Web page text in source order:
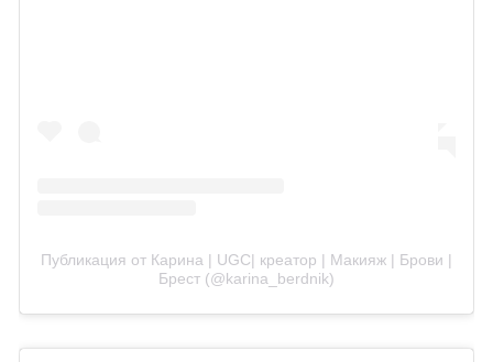
Публикация от Карина | UGC| креатор | Макияж | Брови |
Брест (@karina_berdnik)